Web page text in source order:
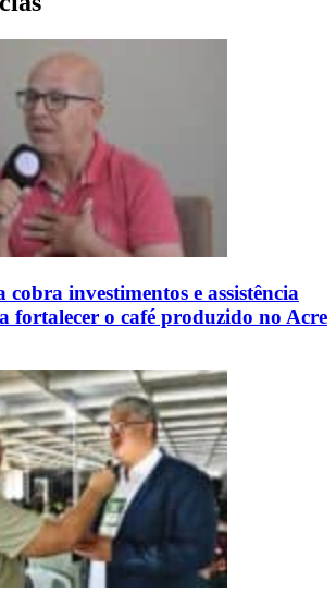
cobra investimentos e assistência
fortalecer o café produzido no Acre